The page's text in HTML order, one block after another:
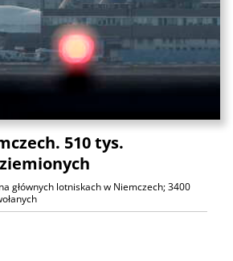
510 tys.
głównych lotniskach w Niemczech; 3400